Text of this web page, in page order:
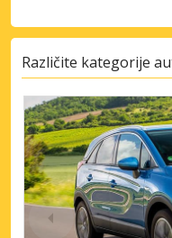
Različite kategorije